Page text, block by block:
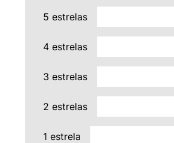
5 estrelas
4 estrelas
3 estrelas
2 estrelas
1 estrela